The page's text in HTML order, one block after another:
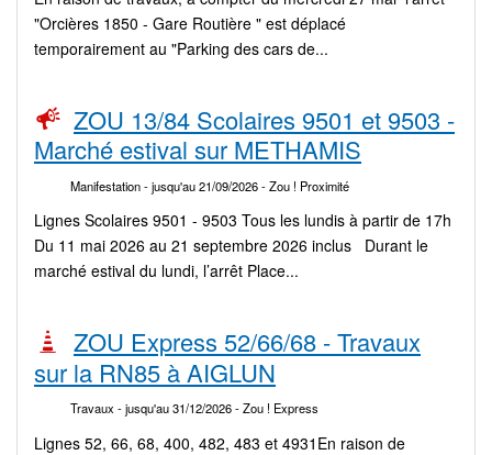
"Orcières 1850 - Gare Routière " est déplacé
temporairement au "Parking des cars de...
ZOU 13/84 Scolaires 9501 et 9503 -
Marché estival sur METHAMIS
Manifestation- jusqu'au 21/09/2026- Zou ! Proximité
Lignes Scolaires 9501 - 9503 Tous les lundis à partir de 17h
Du 11 mai 2026 au 21 septembre 2026 inclus Durant le
marché estival du lundi, l’arrêt Place...
ZOU Express 52/66/68 - Travaux
sur la RN85 à AIGLUN
Travaux - jusqu'au 31/12/2026- Zou ! Express
Lignes 52, 66, 68, 400, 482, 483 et 4931En raison de